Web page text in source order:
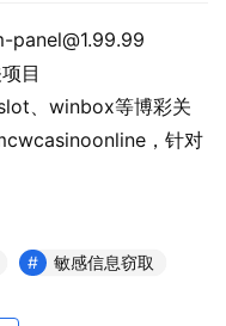
panel@1.99.99
目
、winbox等博彩关
，针对
敏感信息窃取